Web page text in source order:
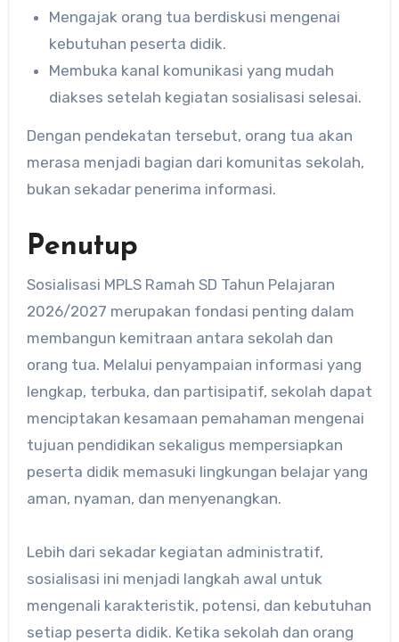
Mengajak orang tua berdiskusi mengenai
kebutuhan peserta didik.
Membuka kanal komunikasi yang mudah
diakses setelah kegiatan sosialisasi selesai.
Dengan pendekatan tersebut, orang tua akan
merasa menjadi bagian dari komunitas sekolah,
bukan sekadar penerima informasi.
Penutup
Sosialisasi MPLS Ramah SD Tahun Pelajaran
2026/2027 merupakan fondasi penting dalam
membangun kemitraan antara sekolah dan
orang tua. Melalui penyampaian informasi yang
lengkap, terbuka, dan partisipatif, sekolah dapat
menciptakan kesamaan pemahaman mengenai
tujuan pendidikan sekaligus mempersiapkan
peserta didik memasuki lingkungan belajar yang
aman, nyaman, dan menyenangkan.
Lebih dari sekadar kegiatan administratif,
sosialisasi ini menjadi langkah awal untuk
mengenali karakteristik, potensi, dan kebutuhan
setiap peserta didik. Ketika sekolah dan orang